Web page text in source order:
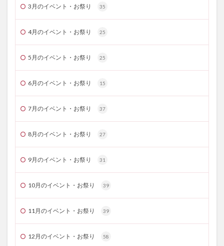
3月のイベント・お祭り 35
4月のイベント・お祭り 25
5月のイベント・お祭り 25
6月のイベント・お祭り 15
7月のイベント・お祭り 37
8月のイベント・お祭り 27
9月のイベント・お祭り 31
10月のイベント・お祭り 39
11月のイベント・お祭り 39
12月のイベント・お祭り 58